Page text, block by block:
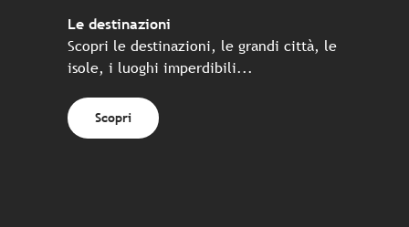
Le destinazioni
Scopri le destinazioni, le grandi città, le
isole, i luoghi imperdibili...
Scopri